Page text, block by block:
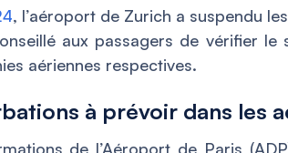
, l’aéroport de Zurich a suspendu
aux passagers de vérifier le
aériennes respectives.
à prévoir dans les
de l’Aéroport de Paris